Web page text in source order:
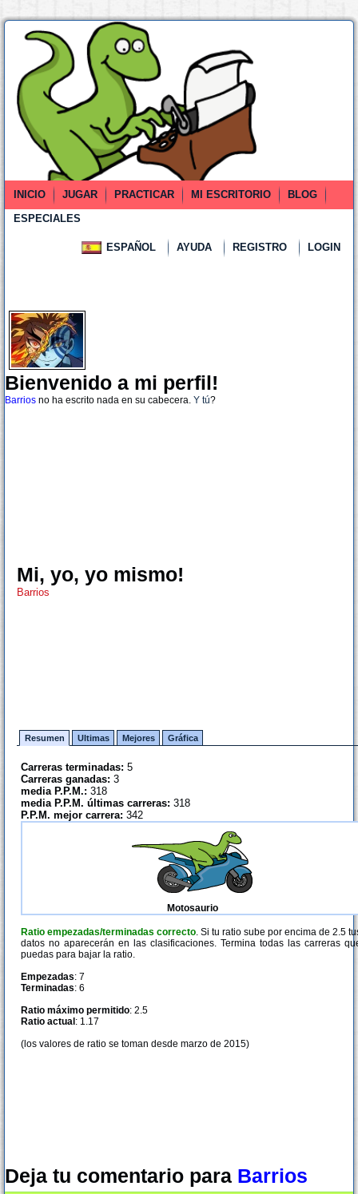
INICIO JUGAR PRACTICAR MI ESCRITORIO
BLOG
ESPECIALES
ESPAÑOL AYUDA REGISTRO LOGIN
Bienvenido a mi perfil!
Barrios no ha escrito nada en su cabecera. Y tú?
Mi, yo, yo mismo!
Barrios
Resumen Ultimas Mejores Gráfica
Carreras terminadas: 5
Carreras ganadas: 3
media P.P.M.: 318
media P.P.M. últimas carreras: 318
P.P.M. mejor carrera: 342
Motosaurio
Ratio empezadas/terminadas correcto. Si tu ratio sube por encima de 2.5
datos no aparecerán en las clasificaciones. Termina todas las carreras
puedas para bajar la ratio.
Empezadas: 7
Terminadas: 6
Ratio máximo permitido: 2.5
Ratio actual : 1.17
(los valores de ratio se toman desde marzo de 2015)
Deja tu comentario para Barrios